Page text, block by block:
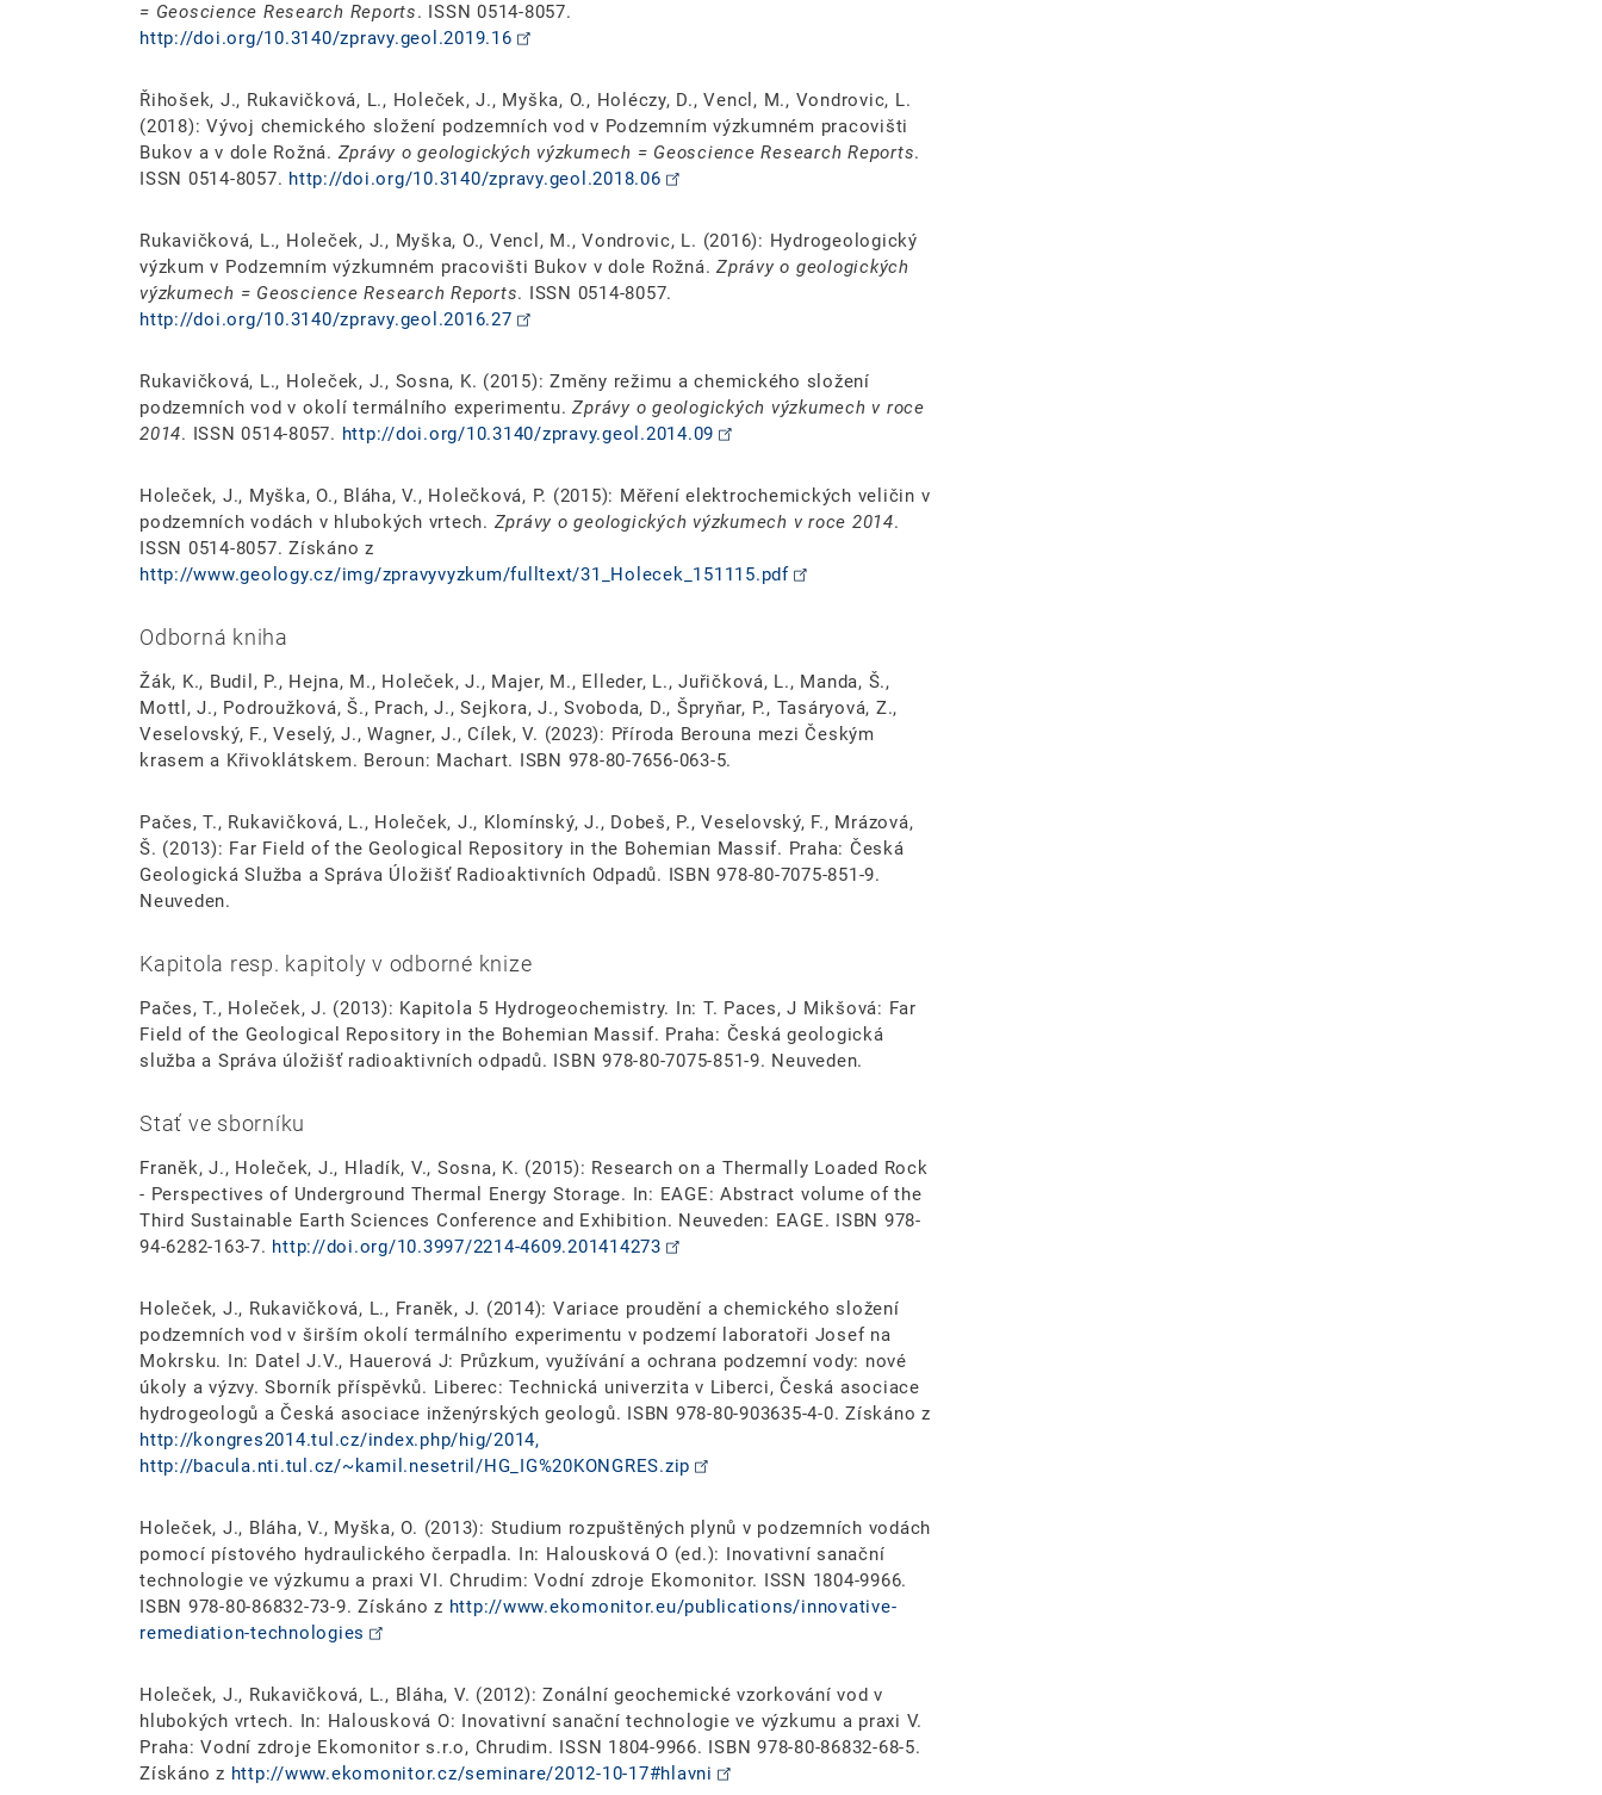
= Geoscience Research Reports. ISSN 0514-8057.
http://doi.org/10.3140/zpravy.geol.2019.16
Řihošek, J., Rukavičková, L., Holeček, J., Myška, O., Holéczy, D., Vencl, M., Vondrovic, L.
(2018): Vývoj chemického složení podzemních vod v Podzemním výzkumném pracovišti
Bukov a v dole Rožná. Zprávy o geologických výzkumech = Geoscience Research Reports.
ISSN 0514-8057. http://doi.org/10.3140/zpravy.geol.2018.06
Rukavičková, L., Holeček, J., Myška, O., Vencl, M., Vondrovic, L. (2016): Hydrogeologický
výzkum v Podzemním výzkumném pracovišti Bukov v dole Rožná. Zprávy o geologických
výzkumech = Geoscience Research Reports. ISSN 0514-8057.
http://doi.org/10.3140/zpravy.geol.2016.27
Rukavičková, L., Holeček, J., Sosna, K. (2015): Změny režimu a chemického složení
podzemních vod v okolí termálního experimentu.Zprávy o geologických výzkumech v roce
2014. ISSN 0514-8057. http://doi.org/10.3140/zpravy.geol.2014.09
Holeček, J., Myška, O., Bláha, V., Holečková, P. (2015): Měření elektrochemických veličin v
podzemních vodách v hlubokých vrtech. Zprávy o geologických výzkumech v roce 2014.
ISSN 0514-8057. Získáno z
http://www.geology.cz/img/zpravyvyzkum/fulltext/31_Holecek_151115.pdf
Odborná kniha
Žák, K., Budil, P., Hejna, M., Holeček, J., Majer, M., Elleder, L., Juřičková, L., Manda, Š.,
Mottl, J., Podroužková, Š., Prach, J., Sejkora, J., Svoboda, D., Špryňar, P., Tasáryová, Z.,
Veselovský, F., Veselý, J., Wagner, J., Cílek, V. (2023): Příroda Berouna mezi Českým
krasem a Křivoklátskem. Beroun: Machart. ISBN 978-80-7656-063-5.
Pačes, T., Rukavičková, L., Holeček, J., Klomínský, J., Dobeš, P., Veselovský, F., Mrázová,
Š. (2013): Far Field of the Geological Repository in the Bohemian Massif. Praha: Česká
Geologická Služba a Správa Úložišť Radioaktivních Odpadů. ISBN 978-80-7075-851-9.
Neuveden.
Kapitola resp. kapitoly v odborné knize
Pačes, T., Holeček, J. (2013): Kapitola 5 Hydrogeochemistry. In: T. Paces, J Mikšová: Far
Field of the Geological Repository in the Bohemian Massif. Praha: Česká geologická
služba a Správa úložišť radioaktivních odpadů. ISBN 978-80-7075-851-9. Neuveden.
Stať ve sborníku
Franěk, J., Holeček, J., Hladík, V., Sosna, K. (2015): Research on a Thermally Loaded Rock
- Perspectives of Underground Thermal Energy Storage. In: EAGE: Abstract volume of the
Third Sustainable Earth Sciences Conference and Exhibition. Neuveden: EAGE. ISBN 978-
94-6282-163-7. http://doi.org/10.3997/2214-4609.201414273
Holeček, J., Rukavičková, L., Franěk, J. (2014): Variace proudění a chemického složení
podzemních vod v širším okolí termálního experimentu v podzemí laboratoři Josef na
Mokrsku. In: Datel J.V., Hauerová J: Průzkum, využívání a ochrana podzemní vody: nové
úkoly a výzvy. Sborník příspěvků. Liberec: Technická univerzita v Liberci, Česká asociace
hydrogeologů a Česká asociace inženýrských geologů. ISBN 978-80-903635-4-0. Získáno z
http://kongres2014.tul.cz/index.php/hig/2014,
http://bacula.nti.tul.cz/~kamil.nesetril/HG_IG%20KONGRES.zip
Holeček, J., Bláha, V., Myška, O. (2013): Studium rozpuštěných plynů v podzemních vodách
pomocí pístového hydraulického čerpadla. In: Halousková O (ed.): Inovativní sanační
technologie ve výzkumu a praxi VI. Chrudim: Vodní zdroje Ekomonitor. ISSN 1804-9966.
ISBN 978-80-86832-73-9. Získáno z http://www.ekomonitor.eu/publications/innovative-
remediation-technologies
Holeček, J., Rukavičková, L., Bláha, V. (2012): Zonální geochemické vzorkování vod v
hlubokých vrtech. In: Halousková O: Inovativní sanační technologie ve výzkumu a praxi V.
Praha: Vodní zdroje Ekomonitor s.r.o, Chrudim. ISSN 1804-9966. ISBN 978-80-86832-68-5.
Získáno z http://www.ekomonitor.cz/seminare/2012-10-17#hlavni